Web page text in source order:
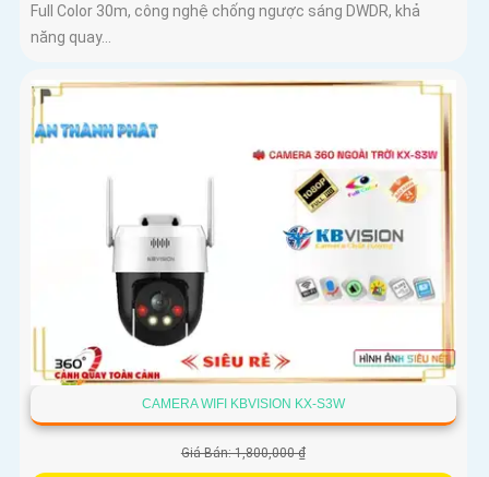
Full Color 30m, công nghệ chống ngược sáng DWDR, khả
năng quay...
CAMERA WIFI KBVISION KX-S3W
Giá Bán: 1,800,000 ₫